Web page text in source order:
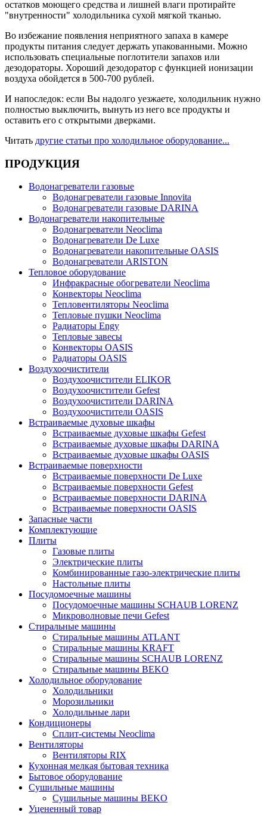
остатков моющего средства и лишней влаги протирайте
"внутренности" холодильника сухой мягкой тканью.
Во избежание появления неприятного запаха в камере
продукты питания следует держать упакованными. Можно
использовать специальные поглотители запахов или
дезодораторы. Хороший дезодоратор с функцией ионизации
воздуха обойдется в 500-700 рублей.
И напоследок: если Вы надолго уезжаете, холодильник нужно
полностью выключить, вынуть из него все продукты и
оставить его с открытыми дверками.
Читать другие статьи про холодильное оборудование...
ПРОДУКЦИЯ
Водонагреватели газовые
Водонагреватели газовые Innovita
Водонагреватели газовые DARINA
Водонагреватели накопительные
Водонагреватели Neoclima
Водонагреватели De Luxe
Водонагреватели накопительные OASIS
Водонагреватели ARISTON
Тепловое оборудование
Инфракрасные обогреватели Neoclima
Конвекторы Neoclima
Тепловентиляторы Neoclima
Тепловые пушки Neoclima
Радиаторы Engy
Тепловые завесы
Конвекторы OASIS
Радиаторы OASIS
Воздухоочистители
Воздухоочистители ELIKOR
Воздухоочистители Gefest
Воздухоочистители DARINA
Воздухоочистители OASIS
Встраиваемые духовые шкафы
Встраиваемые духовые шкафы Gefest
Встраиваемые духовые шкафы DARINA
Встраиваемые духовые шкафы OASIS
Встраиваемые поверхности
Встраиваемые поверхности De Luxe
Встраиваемые поверхности Gefest
Встраиваемые поверхности DARINA
Встраиваемые поверхности OASIS
Запасные части
Комплектующие
Плиты
Газовые плиты
Электрические плиты
Комбинированные газо-электрические плиты
Настольные плиты
Посудомоечные машины
Посудомоечные машины SCHAUB LORENZ
Микроволновые печи Gefest
Стиральные машины
Стиральные машины ATLANT
Стиральные машины KRAFT
Стиральные машины SCHAUB LORENZ
Стиральные машины BEKO
Холодильное оборудование
Холодильники
Морозильники
Холодильные лари
Кондиционеры
Сплит-системы Neoclima
Вентиляторы
Вентиляторы RIX
Кухонная мелкая бытовая техника
Бытовое оборудование
Сушильные машины
Сушильные машины BEKO
Уцененный товар